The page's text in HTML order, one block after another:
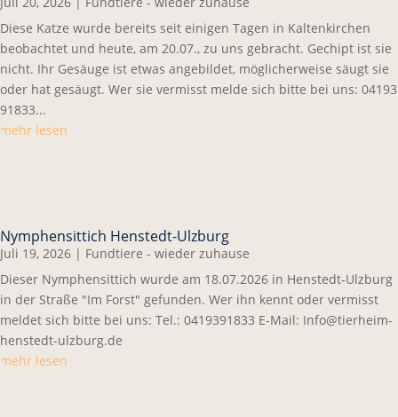
Diese Katze wurde bereits seit einigen Tagen in Kaltenkirchen
beobachtet und heute, am 20.07., zu uns gebracht. Gechipt ist sie
nicht. Ihr Gesäuge ist etwas angebildet, möglicherweise säugt sie
oder hat gesäugt. Wer sie vermisst melde sich bitte bei uns: 04193
91833...
mehr lesen
Nymphensittich Henstedt-Ulzburg
Juli 19, 2026 | Fundtiere - wieder zuhause
Dieser Nymphensittich wurde am 18.07.2026 in Henstedt-Ulzburg
in der Straße "Im Forst" gefunden. Wer ihn kennt oder vermisst
meldet sich bitte bei uns: Tel.: 0419391833 E-Mail: Info@tierheim-
henstedt-ulzburg.de
mehr lesen